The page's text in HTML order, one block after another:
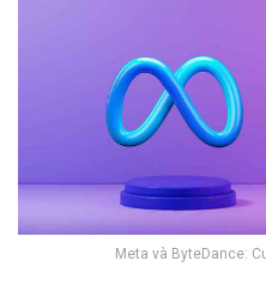
Meta và ByteDance: